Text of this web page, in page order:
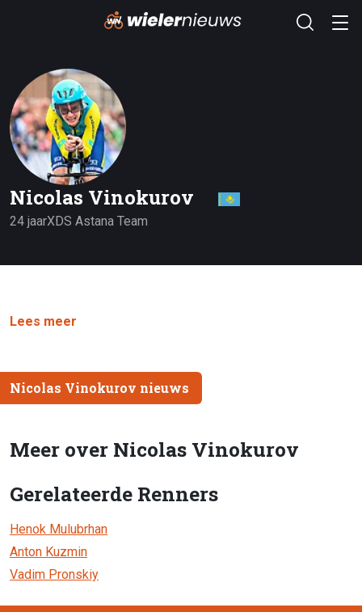
Nicolas Vinokurov
24 jaarXDS Astana Team
Lees meer
Nicolas Vinokurov nieuws
Meer over Nicolas Vinokurov
Gerelateerde Renners
Henok Mulubrhan
Anton Kuzmin
Vadim Pronskiy